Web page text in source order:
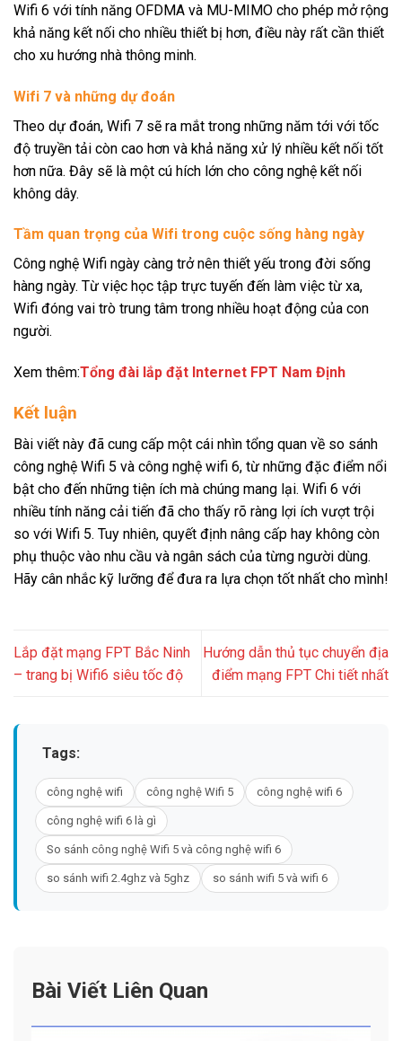
Wifi 6 với tính năng OFDMA và MU-MIMO cho phép mở rộng
khả năng kết nối cho nhiều thiết bị hơn, điều này rất cần thiết
cho xu hướng nhà thông minh.
Wifi 7 và những dự đoán
Theo dự đoán, Wifi 7 sẽ ra mắt trong những năm tới với tốc
độ truyền tải còn cao hơn và khả năng xử lý nhiều kết nối tốt
hơn nữa. Đây sẽ là một cú hích lớn cho công nghệ kết nối
không dây.
Tầm quan trọng của Wifi trong cuộc sống hàng ngày
Công nghệ Wifi ngày càng trở nên thiết yếu trong đời sống
hàng ngày. Từ việc học tập trực tuyến đến làm việc từ xa,
Wifi đóng vai trò trung tâm trong nhiều hoạt động của con
người.
Xem thêm:Tổng đài lắp đặt Internet FPT Nam Định
Kết luận
Bài viết này đã cung cấp một cái nhìn tổng quan về so sánh
công nghệ Wifi 5 và công nghệ wifi 6, từ những đặc điểm nổi
bật cho đến những tiện ích mà chúng mang lại. Wifi 6 với
nhiều tính năng cải tiến đã cho thấy rõ ràng lợi ích vượt trội
so với Wifi 5. Tuy nhiên, quyết định nâng cấp hay không còn
phụ thuộc vào nhu cầu và ngân sách của từng người dùng.
Hãy cân nhắc kỹ lưỡng để đưa ra lựa chọn tốt nhất cho mình!
Lắp đặt mạng FPT Bắc Ninh
– trang bị Wifi6 siêu tốc độ
Hướng dẫn thủ tục chuyển địa
điểm mạng FPT Chi tiết nhất
Tags:
công nghệ wifi công nghệ Wifi 5 công nghệ wifi 6
công nghệ wifi 6 là gì
So sánh công nghệ Wifi 5 và công nghệ wifi 6
so sánh wifi 2.4ghz và 5ghz so sánh wifi 5 và wifi 6
Bài Viết Liên Quan